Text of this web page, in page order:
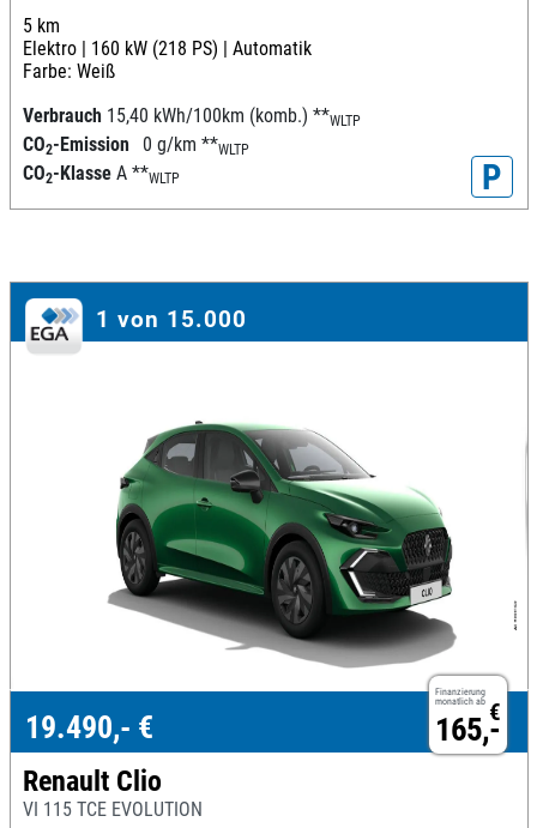
5 km
Elektro | 160 kW (218 PS) | Automatik
Farbe: Weiß
Verbrauch 15,40 kWh/100km (komb.) **WLTP
CO2-Emission 0 g/km **WLTP
CO2-Klasse A **WLTP P
1 von 15.000
Finanzierung
monatlich ab €
165,-
19.490,- €
Renault Clio
VI 115 TCE EVOLUTION